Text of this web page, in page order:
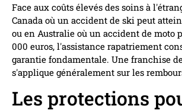
Face aux coûts élevés des soins à
Canada où un accident de ski peut
ou en Australie où un accident de moto
000 euros, l'assistance rapatriement
garantie fondamentale. Une franchise
s'applique généralement sur les
Les protections